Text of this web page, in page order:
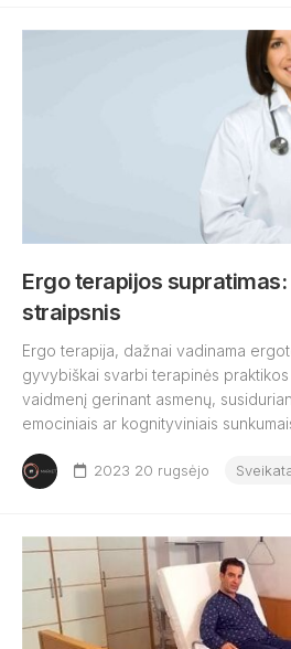
Ergo terapijos
straipsnis
Ergo terapija, dažnai vadinama
gyvybiškai svarbi terapinės
vaidmenį gerinant asmenų,
emociniais ar kognityviniais
2023 20 rugsėjo